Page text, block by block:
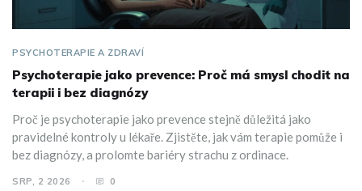
PSYCHOTERAPIE A ZDRAVÍ
Psychoterapie jako prevence: Proč má smysl chodit na
terapii i bez diagnózy
Proč je psychoterapie jako prevence stejně důležitá jako
pravidelné kontroly u lékaře. Zjistěte, jak vám terapie pomůže i
bez diagnózy, a prolomte bariéry strachu z ordinace.
SRP, 2 2026 0